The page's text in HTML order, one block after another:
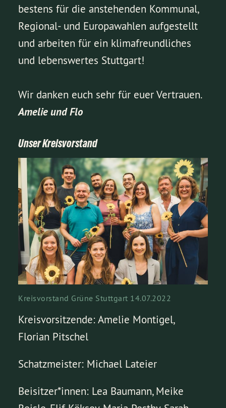
bestens für die anstehenden Kommunal,
Regional- und Europawahlen aufgestellt
und arbeiten für ein klimafreundliches
und lebenswertes Stuttgart!
Wir danken euch sehr für euer Vertrauen.
Amelie und Flo
Unser Kreisvorstand
Kreisvorstand Grüne Stuttgart 14.07.2022
Kreisvorsitzende: Amelie Montigel,
Florian Pitschel
Schatzmeister: Michael Lateier
Beisitzer*innen: Lea Baumann, Meike